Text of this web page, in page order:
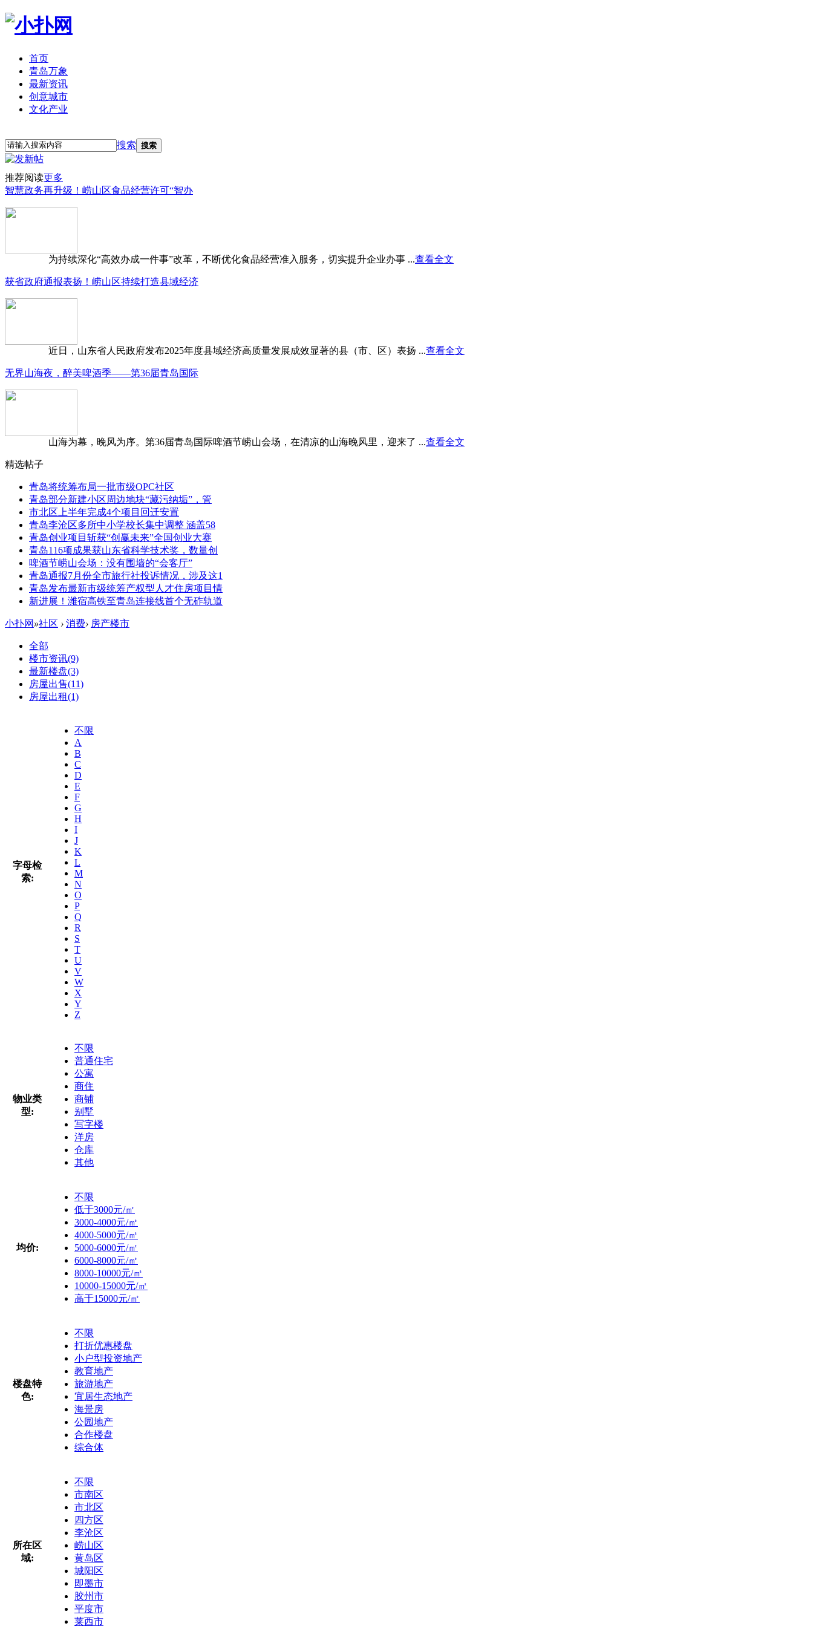
首页
青岛万象
最新资讯
创意城市
文化产业
搜索 搜索
推荐阅读更多
智慧政务再升级！崂山区食品经营许可“智办
为持续深化“高效办成一件事”改革，不断优化食品经营准入服务，切实提升企业办事 ...查看全文
获省政府通报表扬！崂山区持续打造县域经济
近日，山东省人民政府发布2025年度县域经济高质量发展成效显著的县（市、区）表扬 ...查看全文
无界山海夜，醉美啤酒季——第36届青岛国际
山海为幕，晚风为序。第36届青岛国际啤酒节崂山会场，在清凉的山海晚风里，迎来了 ...查看全文
精选帖子
青岛将统筹布局一批市级OPC社区
青岛部分新建小区周边地块“藏污纳垢”，管
市北区上半年完成4个项目回迁安置
青岛李沧区多所中小学校长集中调整 涵盖58
青岛创业项目斩获“创赢未来”全国创业大赛
青岛116项成果获山东省科学技术奖，数量创
啤酒节崂山会场：没有围墙的“会客厅”
青岛通报7月份全市旅行社投诉情况，涉及这1
青岛发布最新市级统筹产权型人才住房项目情
新进展！潍宿高铁至青岛连接线首个无砟轨道
小扑网 »社区 › 消费› 房产楼市
全部
楼市资讯(9)
最新楼盘(3)
房屋出售(11)
房屋出租(1)
字母检
索:
不限
A
B
C
D
E
F
G
H
I
J
K
L
M
N
O
P
Q
R
S
T
U
V
W
X
Y
Z
物业类
型:
不限
普通住宅
公寓
商住
商铺
别墅
写字楼
洋房
仓库
其他
均价:
不限
低于3000元/㎡
3000-4000元/㎡
4000-5000元/㎡
5000-6000元/㎡
6000-8000元/㎡
8000-10000元/㎡
10000-15000元/㎡
高于15000元/㎡
楼盘特
色:
不限
打折优惠楼盘
小户型投资地产
教育地产
旅游地产
宜居生态地产
海景房
公园地产
合作楼盘
综合体
所在区
域:
不限
市南区
市北区
四方区
李沧区
崂山区
黄岛区
城阳区
即墨市
胶州市
平度市
莱西市